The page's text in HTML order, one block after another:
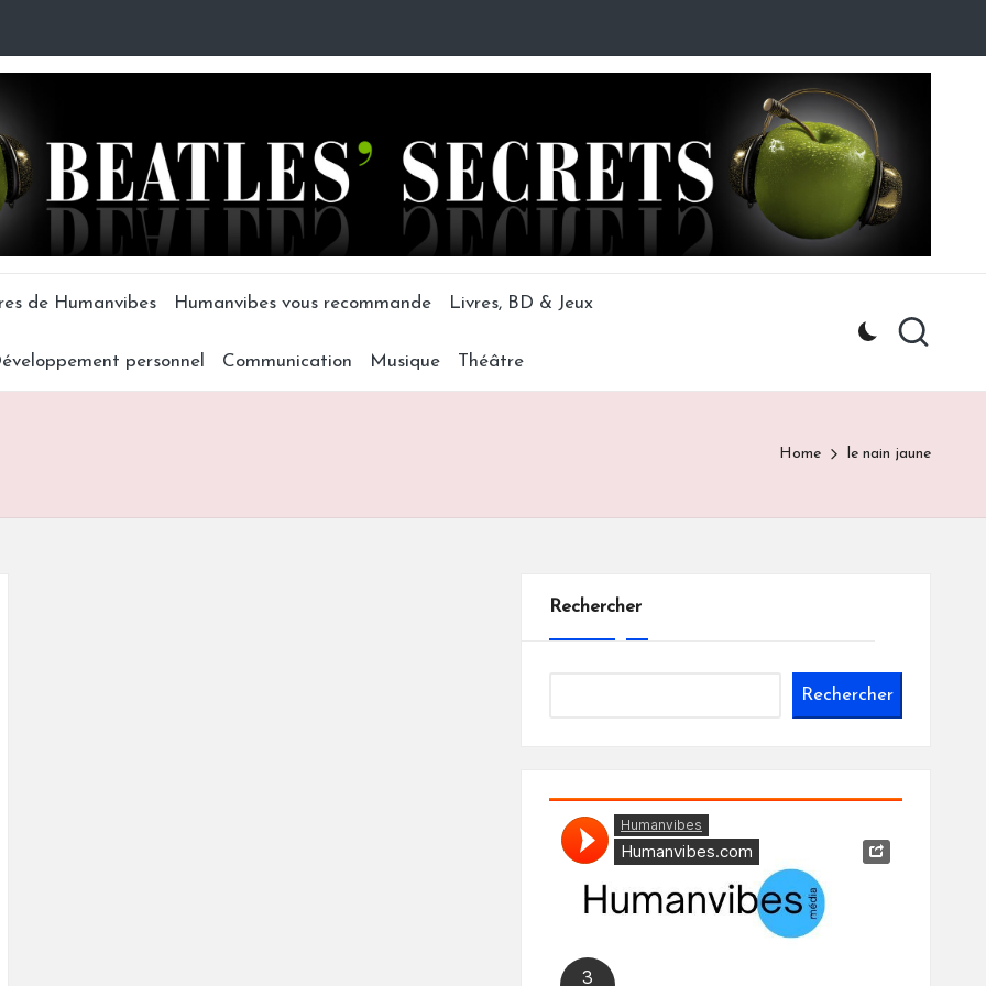
de Humanvibes Humanvibes vous recommande Livres, BD & Jeux
personnel Communication Musique Théâtre
Home le nain jaune
Rechercher
Rechercher